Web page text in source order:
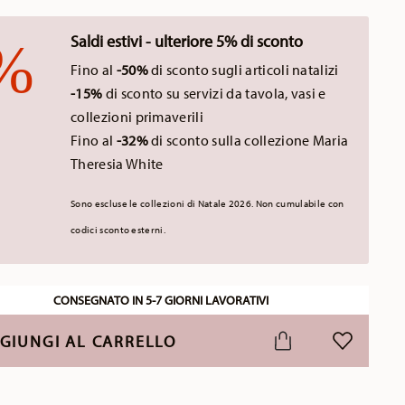
Saldi estivi - ulteriore 5% di sconto
Fino al -50%di sconto sugli articoli natalizi
-15% di sconto su servizi da tavola, vasi e
collezioni primaverili
Fino al -32%di sconto sulla collezione Maria
Theresia White
Sono escluse le collezioni di Natale 2026. Non cumulabile con
codici sconto esterni.
CONSEGNATO IN 5-7 GIORNI LAVORATIVI
AL CARRELLO LISTA